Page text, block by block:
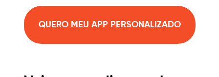
QUERO MEU APP PERSONALIZADO